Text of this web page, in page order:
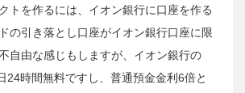
トを作るには、イオン銀行に口座を作る
の引き落とし口座がイオン銀行口座に限
自由な感じもしますが、イオン銀行の
24時間無料ですし、普通預金金利6倍と